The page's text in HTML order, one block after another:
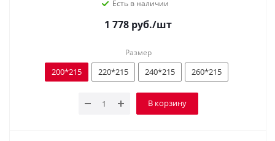
Есть в наличии
1 778 руб./шт
Размер
200*215 220*215 240*215 260*215
В корзину